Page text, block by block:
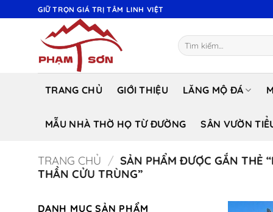
qua
GIỮ TRỌN GIÁ TRỊ TÂM LINH VIỆT
Tìm
kiếm:
TRANG CHỦ GIỚI THIỆU LĂNG MỘ ĐÁ
MẪU NHÀ THỜ HỌ TỪ ĐƯỜNG SÂN VƯỜN
TRANG CHỦ / SẢN PHẨM ĐƯỢC GẮN THẺ
THẦN CỬU TRÙNG”
DANH MỤC SẢN PHẨM